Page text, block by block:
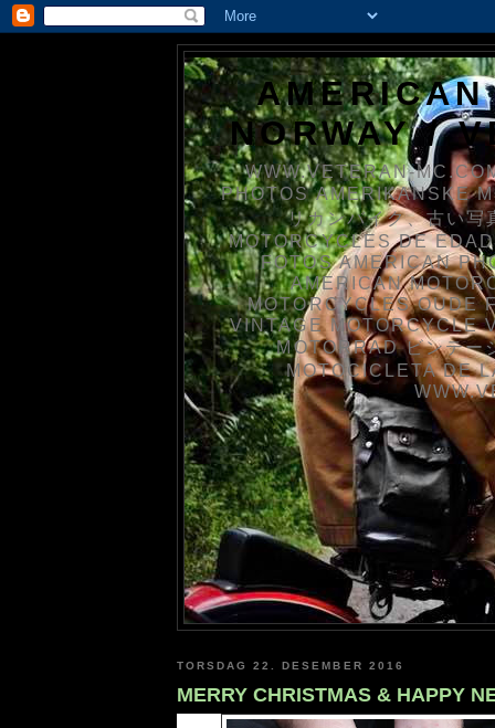
NORWAY /
WWW.VETERAN-
PHOTOS AMERIKANSKE
リカンバイク、古い
MOTORCYCLES DE
FOTOS AMERICAN
AMERICAN
MOTORCYCLES OUDE
VINTAGE MOTORCYCLE
MOTORRAD ビンテ
MOTOCICLETA DE
TORSDAG 22. DESEMBER 2016
MERRY CHRISTMAS & HAPPY